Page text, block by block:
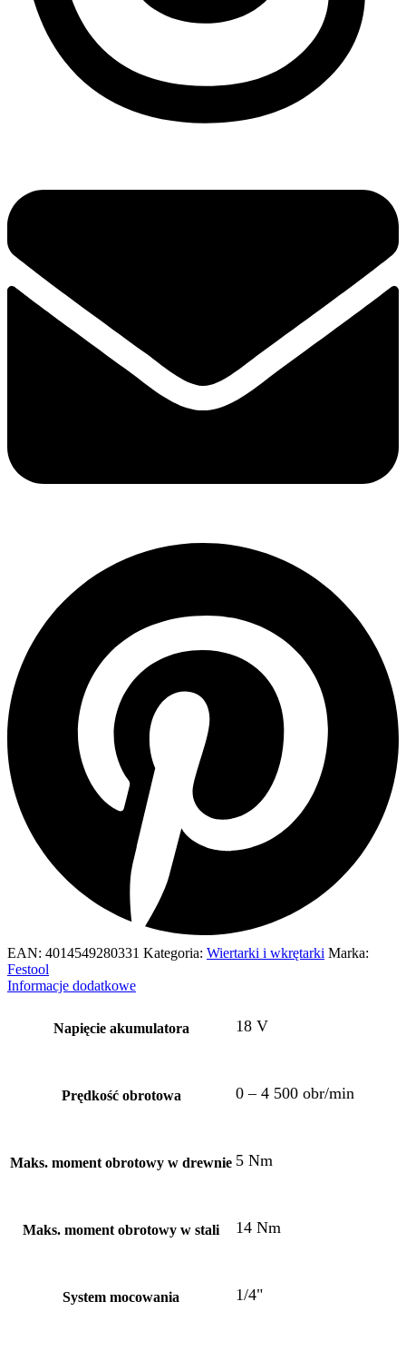
EAN: 4014549280331 Kategoria: Wiertarki i wkrętarki Marka:
Festool
Informacje dodatkowe
Napięcie akumulatora 18 V
Prędkość obrotowa 0 – 4 500 obr/min
Maks. moment obrotowy w drewnie 5 Nm
Maks. moment obrotowy w stali 14 Nm
System mocowania 1/4"